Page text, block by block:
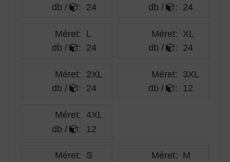
db /
: 24
db /
: 24
Méret: L
db /
: 24
Méret: XL
db /
: 24
Méret: 2XL
db /
: 24
Méret: 3XL
db /
: 12
Méret: 4XL
db /
: 12
Méret: S
Méret: M